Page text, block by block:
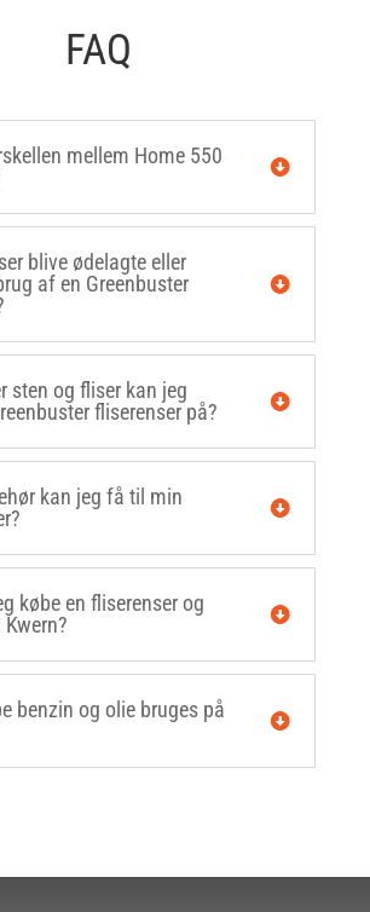
FAQ
mellem Home 550
blive ødelagte eller
af en Greenbuster
sten og fliser kan jeg
fliserenser på?
kan jeg få til min
købe en fliserenser og
benzin og olie bruges på